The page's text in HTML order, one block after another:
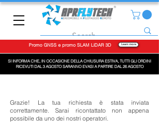
Promo GNSS e promo SLAM LiDAR 3D Learn more
SI INFORMA CHE, IN OCCASIONE DELLA CHIUSURA ESTIVA, TUTTI GLI ORDINI
RICEVUTI DAL 3 AGOSTO SARANNO EVASI A PARTIRE DAL 26 AGOSTO
Grazie! La tua richiesta è stata inviata
correttamente. Sarai ricontattato non appena
possibile da uno dei nostri operatori.